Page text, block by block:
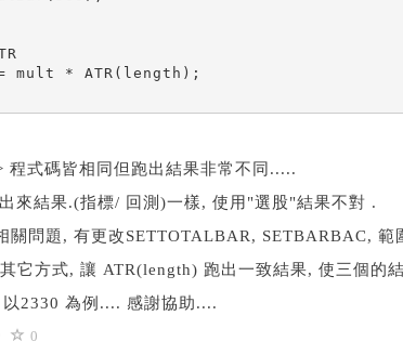
mult * ATR(length);
程式碼皆相同但跑出結果非常不同.....
來結果.(指標/ 回測)一樣, 使用"選股"結果不對 .
關問題, 有更改SETTOTALBAR, SETBARBAC, 範
它方式, 讓 ATR(length) 跑出一致結果, 使三個的
以2330 為例.... 感謝協助....
0